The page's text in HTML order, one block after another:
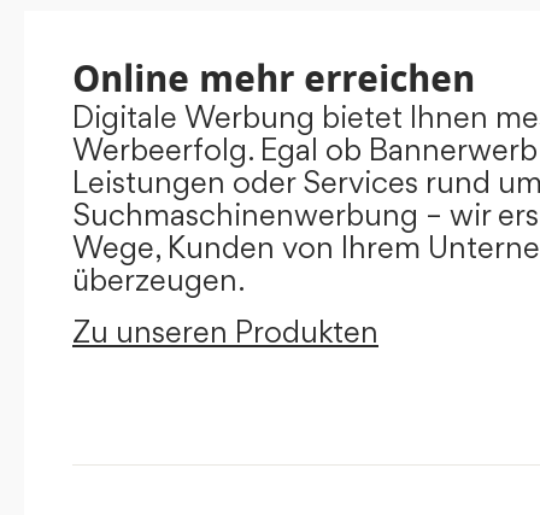
Online mehr erreichen
Digitale Werbung bietet Ihnen
Werbeerfolg. Egal ob
Leistungen oder Services rund
Suchmaschinenwerbung – wir
Wege, Kunden von Ihrem
überzeugen.
Zu unseren Produkten